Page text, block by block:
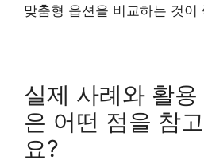
맞춤형 옵션을 비교하는 것이
실제 사례와 활
은 어떤 점을 참
요?